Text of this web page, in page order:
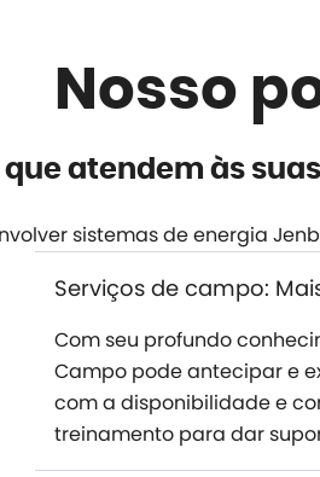
Nosso
que atendem às
sistemas de energia
Serviços de campo:
Com seu profundo
Campo pode antecipar e
com a disponibilidade e
treinamento para dar